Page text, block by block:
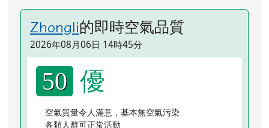
Zhongli的即時空氣品質
2026年08月06日 14時45分
50 優
空氣質量令人滿意，基本無空氣污染
各類人群可正常活動